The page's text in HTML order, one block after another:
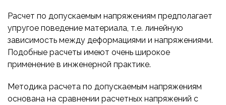
Расчет по допускаемым напряжениям предполагает
упругое поведение материала, т.е. линейную
зависимость между деформациями и напряжениями.
Подобные расчеты имеют очень широкое
применение в инженерной практике.
Методика расчета по допускаемым напряжениям
основана на сравнении расчетных напряжений с